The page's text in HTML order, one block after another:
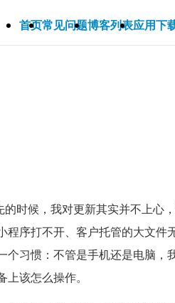
首页常见问题博客列表应用下
时候，我对更新其实并不上心
序打不开、客户托管的大文
习惯：不管是手机还是电脑
该怎么操作。